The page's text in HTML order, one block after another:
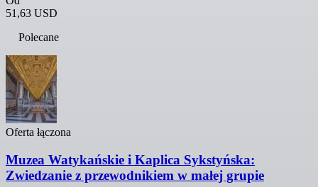
51,63 USD
Polecane
Oferta łączona
Muzea Watykańskie i Kaplica Sykstyńska:
Zwiedzanie z przewodnikiem w małej grupie